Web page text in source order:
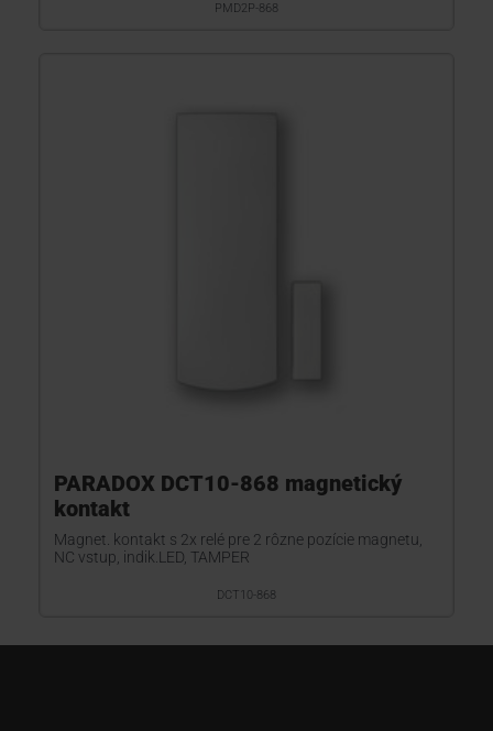
PMD2P-868
PARADOX DCT10-868 magnetický
kontakt
Magnet. kontakt s 2x relé pre 2 rôzne pozície magnetu,
NC vstup, indik.LED, TAMPER
DCT10-868